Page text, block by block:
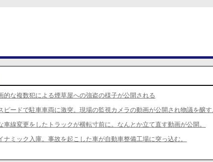
的な複数犯による煙草屋への強盗の様子が公開される
ピードで駐車車両に激突。現場の監視カメラの動画が公開され物議を醸す
車線変更をしたトラックが横転寸前に。なんとか立て直す動画が公開。
ナミック入庫。事故を起こした車が自動車整備工場に突っ込む。